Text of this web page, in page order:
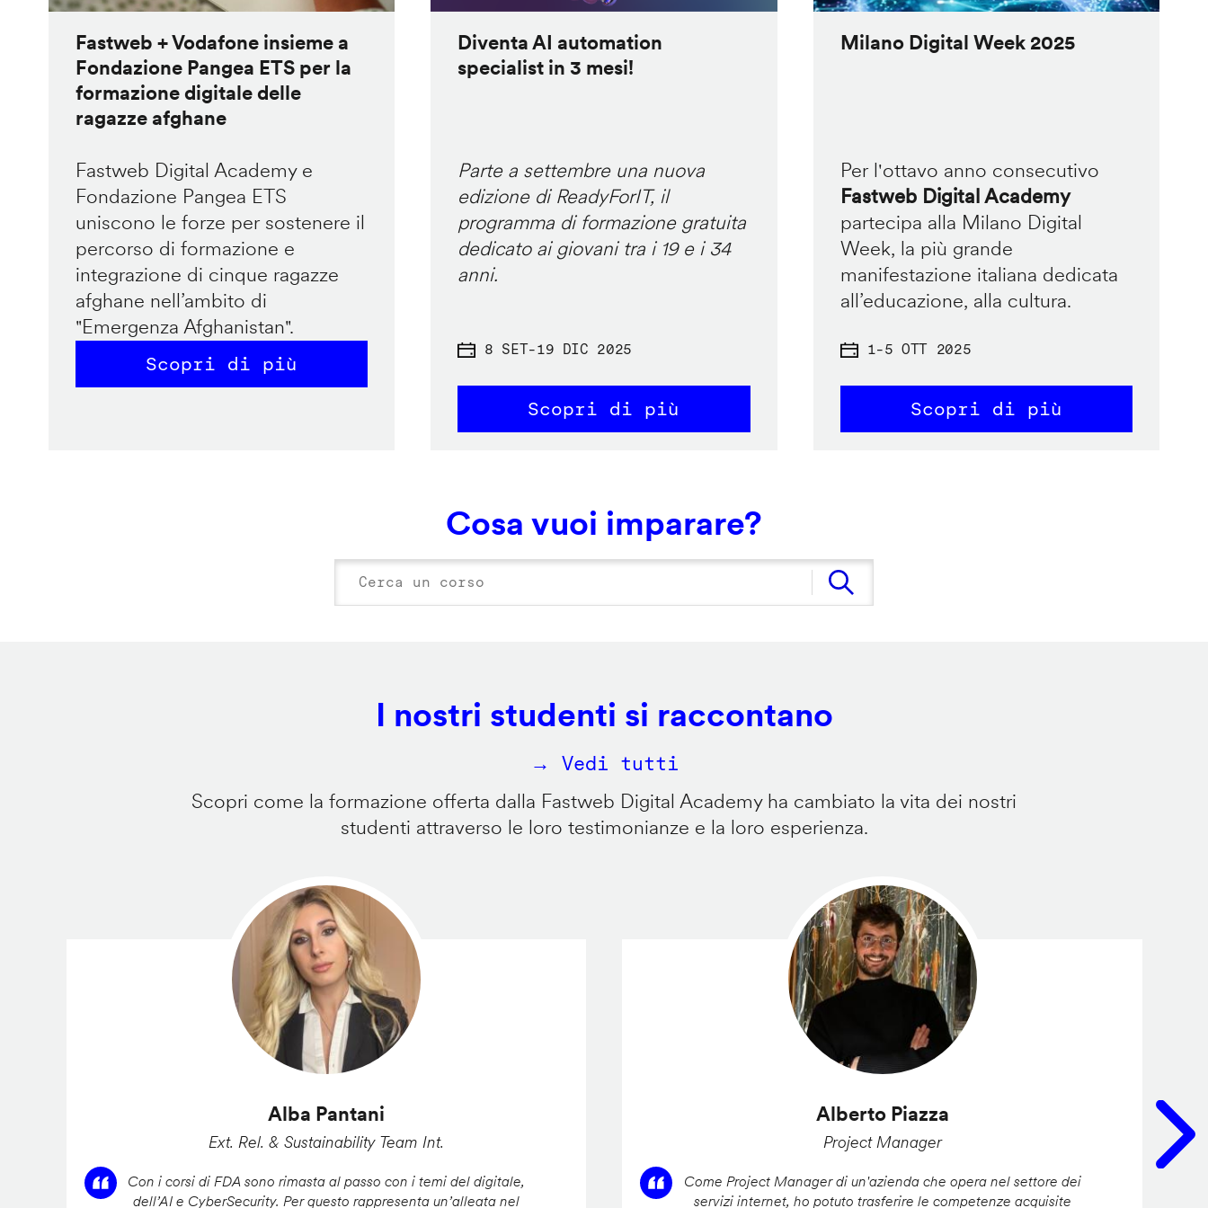
Fastweb + Vodafone insieme a
Fondazione Pangea ETS per la
formazione digitale delle
ragazze afghane
Fastweb Digital Academy e
Fondazione Pangea ETS
uniscono le forze per sostenere il
percorso di formazione e
integrazione di cinque ragazze
afghane nell’ambito di
"Emergenza Afghanistan".
Scopri di più
Diventa AI automation
specialist in 3 mesi!
Parte a settembre una nuova
edizione di ReadyForIT, il
programma di formazione gratuita
dedicato ai giovani tra i 19 e i 34
anni.
8 SET-19 DIC 2025
Scopri di più
Milano Digital Week 2025
Per l'ottavo anno consecutivo
Fastweb Digital Academy
partecipa alla Milano Digital
Week, la più grande
manifestazione italiana dedicata
all’educazione, alla cultura.
1-5 OTT 2025
Scopri di più
Cosa vuoi imparare?
I nostri studenti si raccontano
→ Vedi tutti
Scopri come la formazione offerta dalla Fastweb Digital Academy ha cambiato la vita dei nostri
studenti attraverso le loro testimonianze e la loro esperienza.
Alba Pantani
Ext. Rel. & Sustainability Team Int.
Con i corsi di FDA sono rimasta al passo con i temi del digitale,
dell’AI e CyberSecurity. Per questo rappresenta un’alleata nel
Alberto Piazza
Project Manager
Come Project Manager di un'azienda che opera nel settore dei
servizi internet, ho potuto trasferire le competenze acquisite